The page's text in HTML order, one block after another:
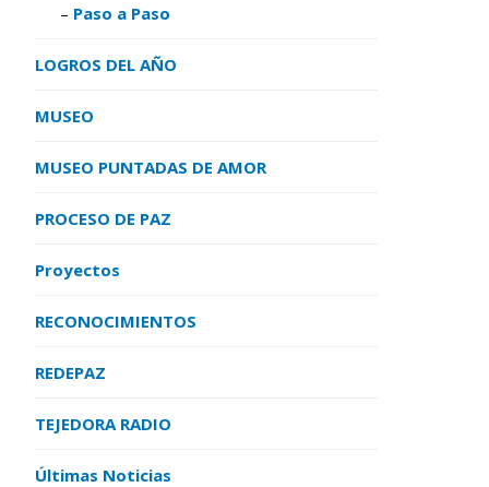
Paso a Paso
LOGROS DEL AÑO
MUSEO
MUSEO PUNTADAS DE AMOR
PROCESO DE PAZ
Proyectos
RECONOCIMIENTOS
REDEPAZ
TEJEDORA RADIO
Últimas Noticias